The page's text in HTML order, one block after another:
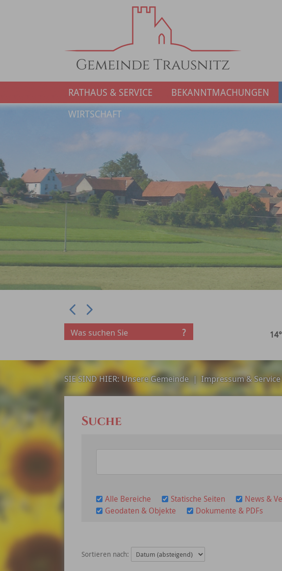
RATHAUS & SERVICE BEKANNTMACHUNGEN
WIRTSCHAFT
Prev
SIE SIND HIER:Unsere Gemeinde | Impressum & Service
Suche
Alle Bereiche Statische Seiten
News &
Geodaten & Objekte
Dokumente & PDFs
Sortieren nach: